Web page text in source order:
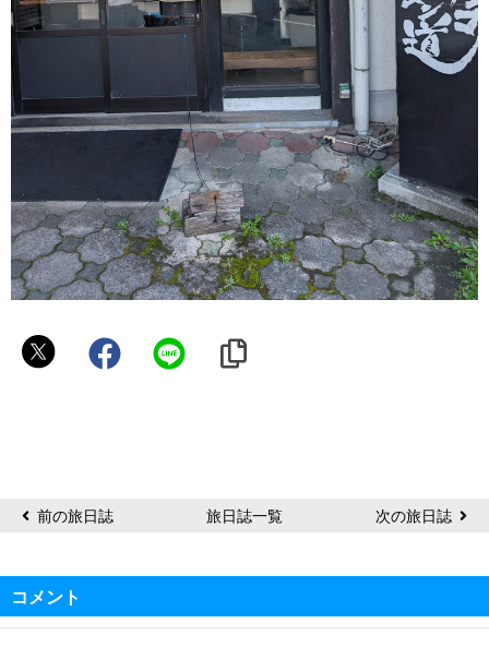
ラ
前の旅日誌 旅日誌一覧 次の旅日誌
コメント